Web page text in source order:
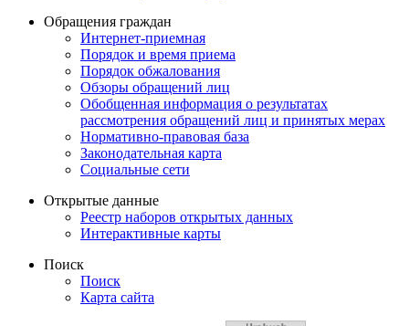
Обращения граждан
Интернет-приемная
Порядок и время приема
Порядок обжалования
Обзоры обращений лиц
Обобщенная информация о результатах
рассмотрения обращений лиц и принятых мерах
Нормативно-правовая база
Законодательная карта
Социальные сети
Открытые данные
Реестр наборов открытых данных
Интерактивные карты
Поиск
Поиск
Карта сайта